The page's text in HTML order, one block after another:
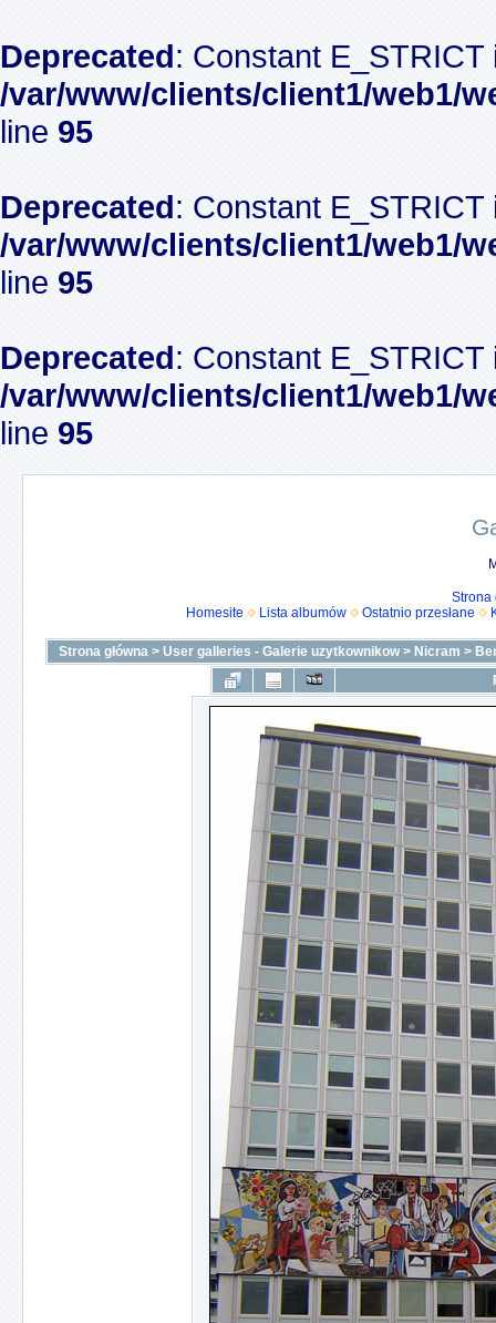
Deprecated: Constant
/var/www/clients/client1/web1/
line 95
Deprecated: Constant
/var/www/clients/client1/web1/
line 95
Deprecated: Constant
/var/www/clients/client1/web1/
line 95
Strona
Homesite
Lista albumów Ostatnio przesłane
Strona główna > User galleries - Galerie uzytkownikow> Nicram >